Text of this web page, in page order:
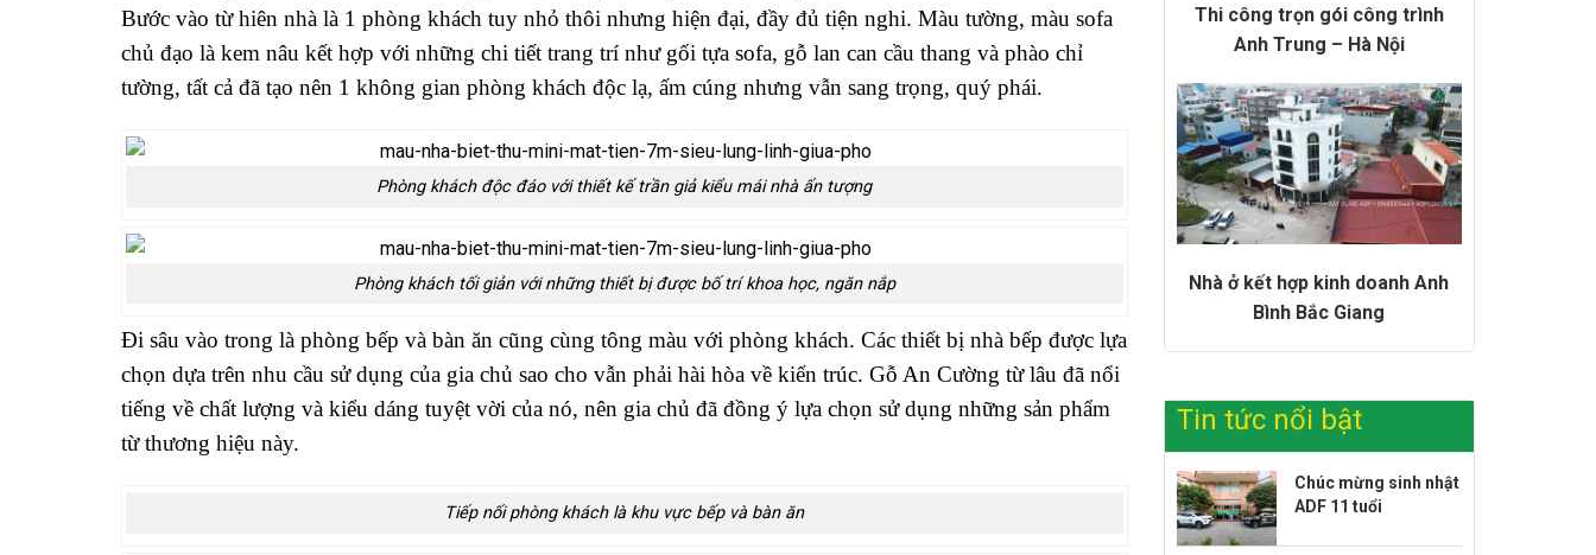
Bước vào từ hiên nhà là 1 phòng khách tuy nhỏ thôi nhưng hiện đại, đầy đủ tiện nghi. Màu tường, màu sofa
chủ đạo là kem nâu kết hợp với những chi tiết trang trí như gối tựa sofa, gỗ lan can cầu thang và phào chỉ
tường, tất cả đã tạo nên 1 không gian phòng khách độc lạ, ấm cúng nhưng vẫn sang trọng, quý phái.
Phòng khách độc đáo với thiết kế trần giả kiểu mái nhà ấn tượng
Phòng khách tối giản với những thiết bị được bố trí khoa học, ngăn nắp
Đi sâu vào trong là phòng bếp và bàn ăn cũng cùng tông màu với phòng khách. Các thiết bị nhà bếp được lựa
chọn dựa trên nhu cầu sử dụng của gia chủ sao cho vẫn phải hài hòa về kiến trúc. Gỗ An Cường từ lâu đã nổi
tiếng về chất lượng và kiểu dáng tuyệt vời của nó, nên gia chủ đã đồng ý lựa chọn sử dụng những sản phẩm
từ thương hiệu này.
Tiếp nối phòng khách là khu vực bếp và bàn ăn
Thi công trọn gói công trình
Anh Trung – Hà Nội
Nhà ở kết hợp kinh doanh Anh
Bình Bắc Giang
Tin tức nổi bật
Chúc mừng sinh nhật
ADF 11 tuổi